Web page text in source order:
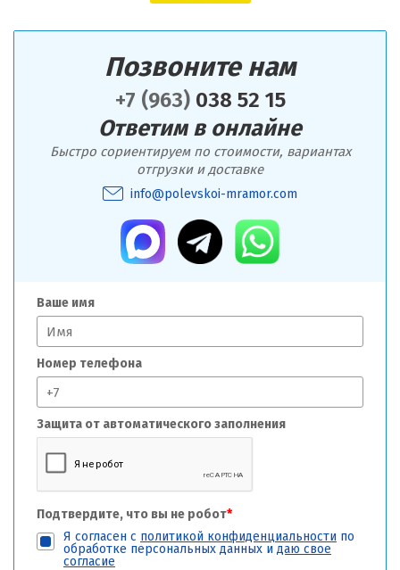
Позвоните нам
+7 (963)038 52 15
Ответим в онлайне
Быстро сориентируем по стоимости, вариантах
отгрузки и доставке
info@polevskoi-mramor.com
Ваше имя
Номер телефона
Защита от автоматического заполнения
Подтвердите, что вы не робот*
Я согласен с политикой конфиденциальности по
обработке персональных данных и даю свое
согласие